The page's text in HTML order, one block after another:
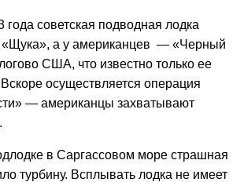
года советская подводная лодка
«Щука», а у американцев — «Черный
США, что известно только ее
осуществляется операция
— американцы захватывают
в Саргассовом море страшная
турбину. Всплывать лодка не имеет